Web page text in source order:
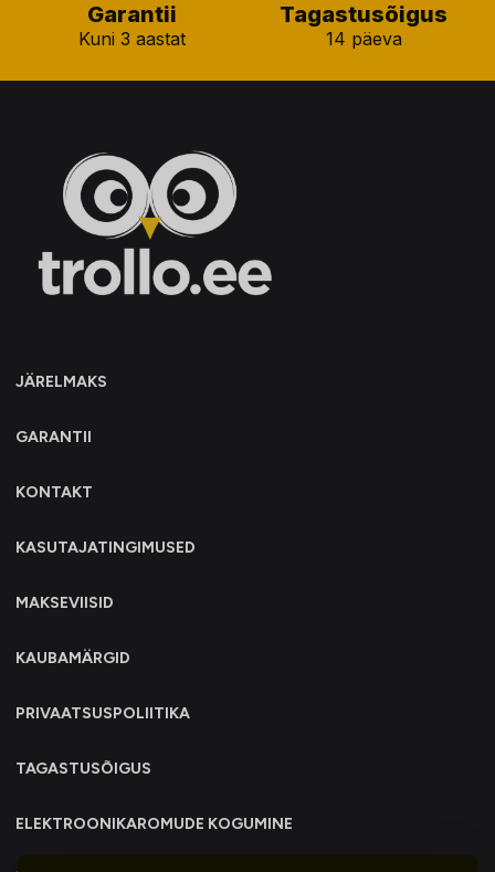
Garantii
Kuni 3 aastat
Tagastusõigus
14 päeva
JÄRELMAKS
GARANTII
KONTAKT
KASUTAJATINGIMUSED
MAKSEVIISID
KAUBAMÄRGID
PRIVAATSUSPOLIITIKA
TAGASTUSÕIGUS
ELEKTROONIKAROMUDE KOGUMINE